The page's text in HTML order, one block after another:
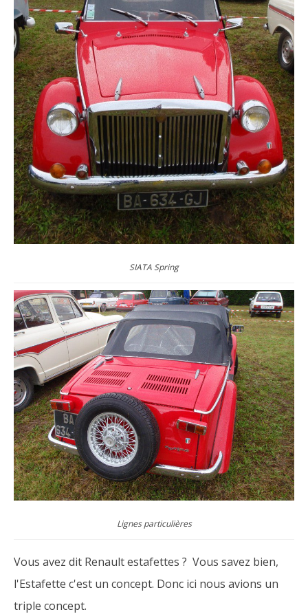
SIATA Spring
Lignes particulières
Vous avez dit Renault estafettes ? Vous savez bien,
l'Estafette c'est un concept. Donc ici nous avions un
triple concept.